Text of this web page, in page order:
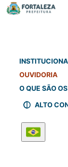
OUVIDORIA
O QUE SÃO
ALTO